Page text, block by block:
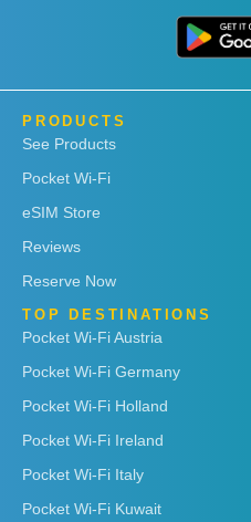
PRODUCTS
See Products
Pocket Wi-Fi
eSIM Store
Reviews
Reserve Now
TOP DESTINATIONS
Pocket Wi-Fi Austria
Pocket Wi-Fi Germany
Pocket Wi-Fi Holland
Pocket Wi-Fi Ireland
Pocket Wi-Fi Italy
Pocket Wi-Fi Kuwait